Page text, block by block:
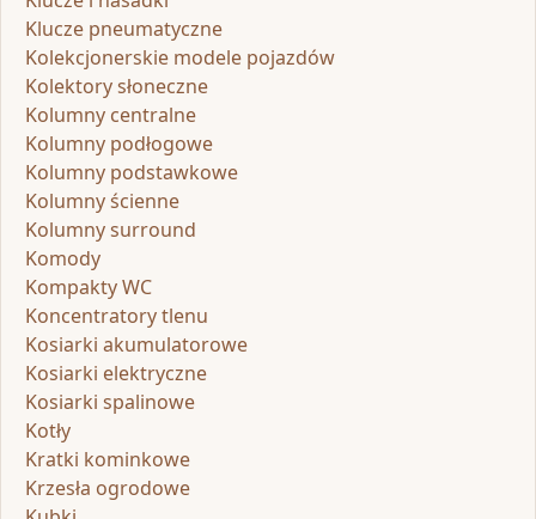
Klucze pneumatyczne
Kolekcjonerskie modele pojazdów
Kolektory słoneczne
Kolumny centralne
Kolumny podłogowe
Kolumny podstawkowe
Kolumny ścienne
Kolumny surround
Komody
Kompakty WC
Koncentratory tlenu
Kosiarki akumulatorowe
Kosiarki elektryczne
Kosiarki spalinowe
Kotły
Kratki kominkowe
Krzesła ogrodowe